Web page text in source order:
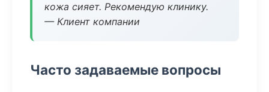
кожа сияет. Рекомендую клинику.
— Клиент компании
Часто задаваемые вопросы